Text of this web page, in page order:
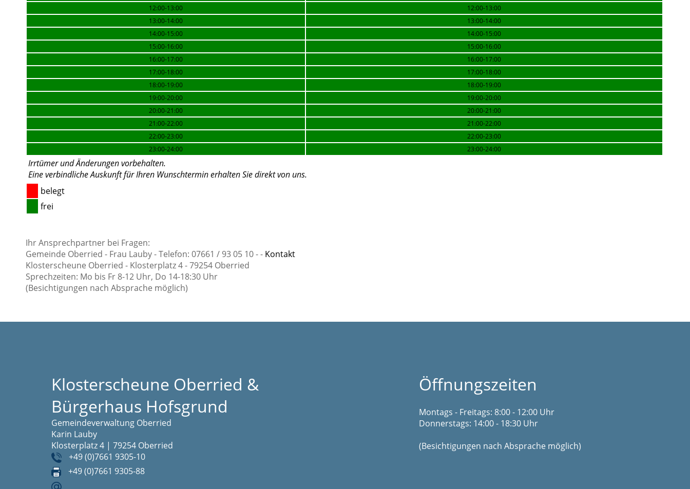
12:00-13:00
12:00-13:00
13:00-14:00
13:00-14:00
14:00-15:00
14:00-15:00
15:00-16:00
15:00-16:00
16:00-17:00
16:00-17:00
17:00-18:00
17:00-18:00
18:00-19:00
18:00-19:00
19:00-20:00
19:00-20:00
20:00-21:00
20:00-21:00
21:00-22:00
21:00-22:00
22:00-23:00
22:00-23:00
23:00-24:00
23:00-24:00
Irrtümer und Änderungen vorbehalten.
Eine verbindliche Auskunft für Ihren Wunschtermin erhalten Siedirekt von uns.
belegt
frei
Ihr Ansprechpartner bei Fragen:
Gemeinde Oberried - Frau Lauby - Telefon: 07661 / 93 05 10 -- Kontakt
Klosterscheune Oberried - Klosterplatz 4 - 79254 Oberried
Sprechzeiten: Mo bis Fr 8-12 Uhr, Do 14-18:30 Uhr
(Besichtigungen nach Absprache möglich)
Klosterscheune Oberried &
Bürgerhaus Hofsgrund
Gemeindeverwaltung Oberried
Karin Lauby
Klosterplatz 4 | 79254 Oberried
+49 (0)7661 9305-10
+49 (0)7661 9305-88
Öffnungszeiten
Montags - Freitags: 8:00 - 12:00 Uhr
Donnerstags: 14:00 - 18:30 Uhr
(Besichtigungen nach Absprache möglich)